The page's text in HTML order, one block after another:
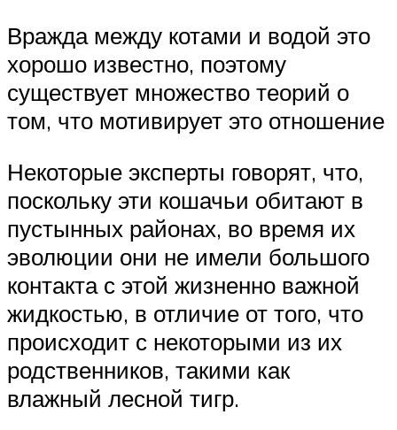
Вражда между котами и водой это
хорошо известно, поэтому
существует множество теорий о
том, что мотивирует это отношение
Некоторые эксперты говорят, что,
поскольку эти кошачьи обитают в
пустынных районах, во время их
эволюции они не имели большого
контакта с этой жизненно важной
жидкостью, в отличие от того, что
происходит с некоторыми из их
родственников, такими как
влажный лесной тигр.